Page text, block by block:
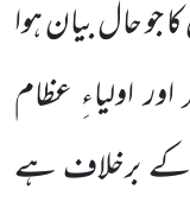
جو حال بیان ہوا
اور اولیاءِ عظام
برخلاف ہے